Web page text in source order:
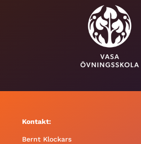
Kontakt:
Bernt Klockars